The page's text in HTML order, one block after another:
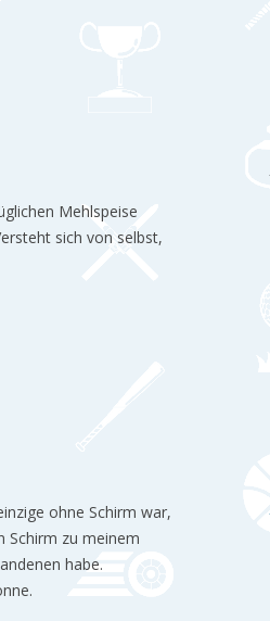
Mehlspeise
sich von selbst,
ohne Schirm war,
Schirm zu meinem
habe.